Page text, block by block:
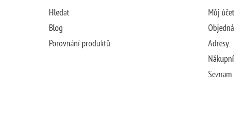
Hledat
Blog
Porovnání produktů
Můj účet
Adresy